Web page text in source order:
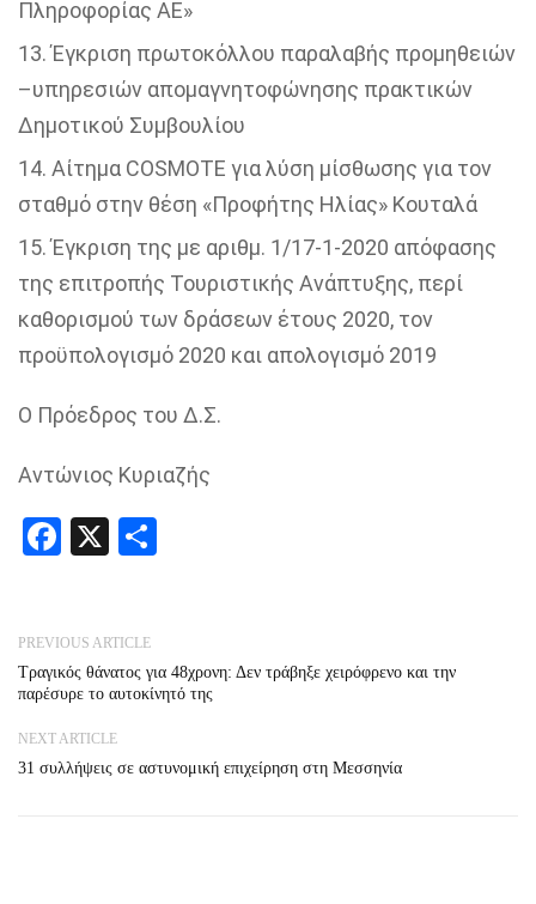
Πληροφορίας ΑΕ»
Έγκριση πρωτοκόλλου παραλαβής προμηθειών
–υπηρεσιών απομαγνητοφώνησης πρακτικών
Δημοτικού Συμβουλίου
Αίτημα COSMOTE για λύση μίσθωσης για τον
σταθμό στην θέση «Προφήτης Ηλίας» Κουταλά
Έγκριση της με αριθμ. 1/17-1-2020 απόφασης
της επιτροπής Τουριστικής Ανάπτυξης, περί
καθορισμού των δράσεων έτους 2020, τον
προϋπολογισμό 2020 και απολογισμό 2019
Ο Πρόεδρος του Δ.Σ.
Αντώνιος Κυριαζής
Facebook
X
PREVIOUS ARTICLE
Τραγικός θάνατος για 48χρονη: Δεν τράβηξε χειρόφρενο και την
παρέσυρε το αυτοκίνητό της
NEXT ARTICLE
31 συλλήψεις σε αστυνομική επιχείρηση στη Μεσσηνία